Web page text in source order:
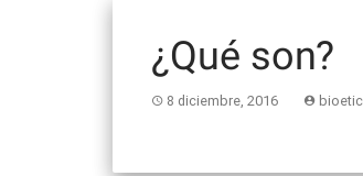
¿Qué son?
8 diciembre, 2016